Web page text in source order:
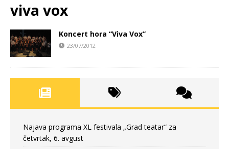
viva vox
Koncert hora “Viva Vox”
23/07/2012
Najava programa XL festivala „Grad teatar“ za
četvrtak, 6. avgust